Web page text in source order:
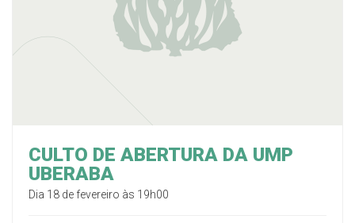
CULTO DE ABERTURA DA UMP
UBERABA
Dia 18 de fevereiro às 19h00